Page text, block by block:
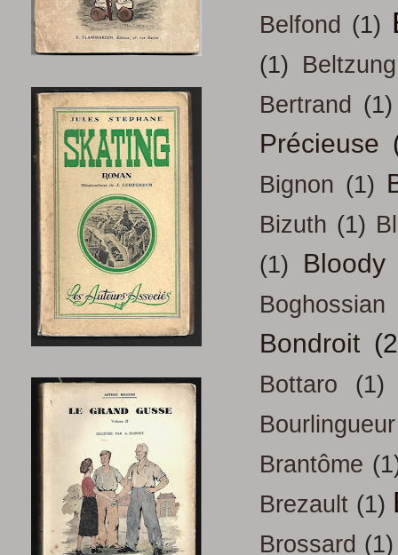
Belfond (1)
(1) Beltzung
Bertrand (1)
Précieuse
Bignon (1)
Bizuth (1)
(1)
Bloody
Boghossian
Bondroit
Bottaro
(1)
Bourlingueur
Brantôme
Brezault (1)
Brossard (1)